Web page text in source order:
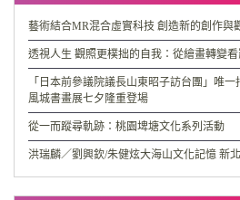
藝術結合MR混合虛實科技 創造新的創作與
透視人生 觀照更樸拙的自我：從繪畫轉變
「日本前參議院議長山東昭子訪台團」唯
風城書畫展七夕隆重登場
從一而蹤尋軌跡：桃園埤塘文化系列活動
洪瑞麟／劉興欽/朱健炫大海山文化記憶 新